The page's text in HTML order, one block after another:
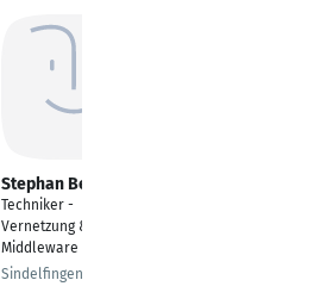
Stephan Bentz
Techniker -
Vernetzung &
Middleware
Sindelfingen